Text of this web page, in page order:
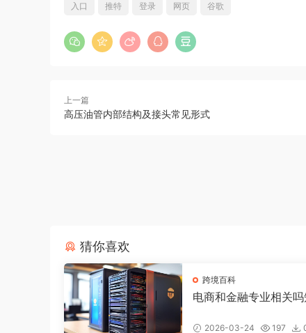
入口 推特 登录 网页 谷歌
上一篇
高压油管内部结构及接头常见形式
猜你喜欢
跨境百科
电商和金融专业相关吗
2026-03-24 197